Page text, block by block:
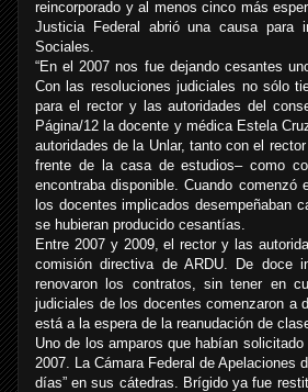
reincorporado y al menos cinco más
Justicia Federal abrió una causa para
Sociales.
“En el 2007 nos fue dejando cesantes
Con las resoluciones judiciales no sólo
para el rector y las autoridades del
Página/12 la docente y médica Estela
autoridades de la Unlar, tanto con el
frente de la casa de estudios– como
encontraba disponible. Cuando
los docentes implicados desempeñaban
se hubieran producido cesantías.
Entre 2007 y 2009, el rector y las
comisión directiva de ARDU. De doce
renovaron los contratos, sin tener en
judiciales de los docentes comenzaron a
está a la espera de la reanudación de
Uno de los amparos que habían
2007. La Cámara Federal de Apelaciones
días” en sus cátedras. Brígido ya fue